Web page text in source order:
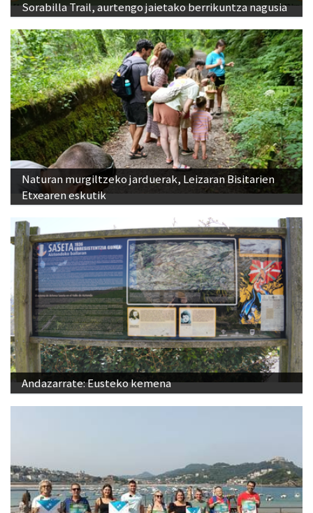
Sorabilla Trail, aurtengo jaietako berrikuntza nagusia
Naturan murgiltzeko jarduerak, Leizaran Bisitarien
Etxearen eskutik
Andazarrate: Eusteko kemena